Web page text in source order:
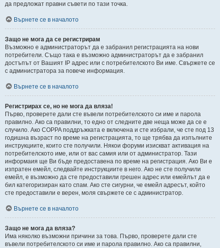
да предложат правни съвети по тази точка.
Върнете се в началото
Защо не мога да се регистрирам
Възможно е администраторът да е забранил регистрацията на нови
потребители. Също така е възможно администраторът да е забранил
достъпът от Вашият IP адрес или с потребителското Ви име. Свържете се
с администратора за повече информация.
Върнете се в началото
Регистрирах се, но не мога да вляза!
Първо, проверете дали сте въвели потребителското си име и парола
правилно. Ако са правилни, то едно от следните две неща може да се е
случило. Ако COPPA поддръжката е включена и сте избрали, че сте под 13
годишна възраст по време на регистрацията, то ще трябва да изпълните
инструкциите, които сте получили. Някои форуми изискват активация на
потребителското име, или от вас самия или от администратор. Тази
информаия ще Ви бъде предоставена по време на регистрация. Ако Ви е
изпратен емейл, следвайте инструкциите в него. Ако не сте получили
емейл, е възможно да сте предоставили грешен адрес или емейлът да е
бил категоризиран като спам. Ако сте сигурни, че емейл адресът, който
сте предоставили е верен, моля свържете се с администратор.
Върнете се в началото
Защо не мога да вляза?
Има няколко възможни причини за това. Първо, проверете дали сте
въвели потребителското си име и парола правилно. Ако са правилни,